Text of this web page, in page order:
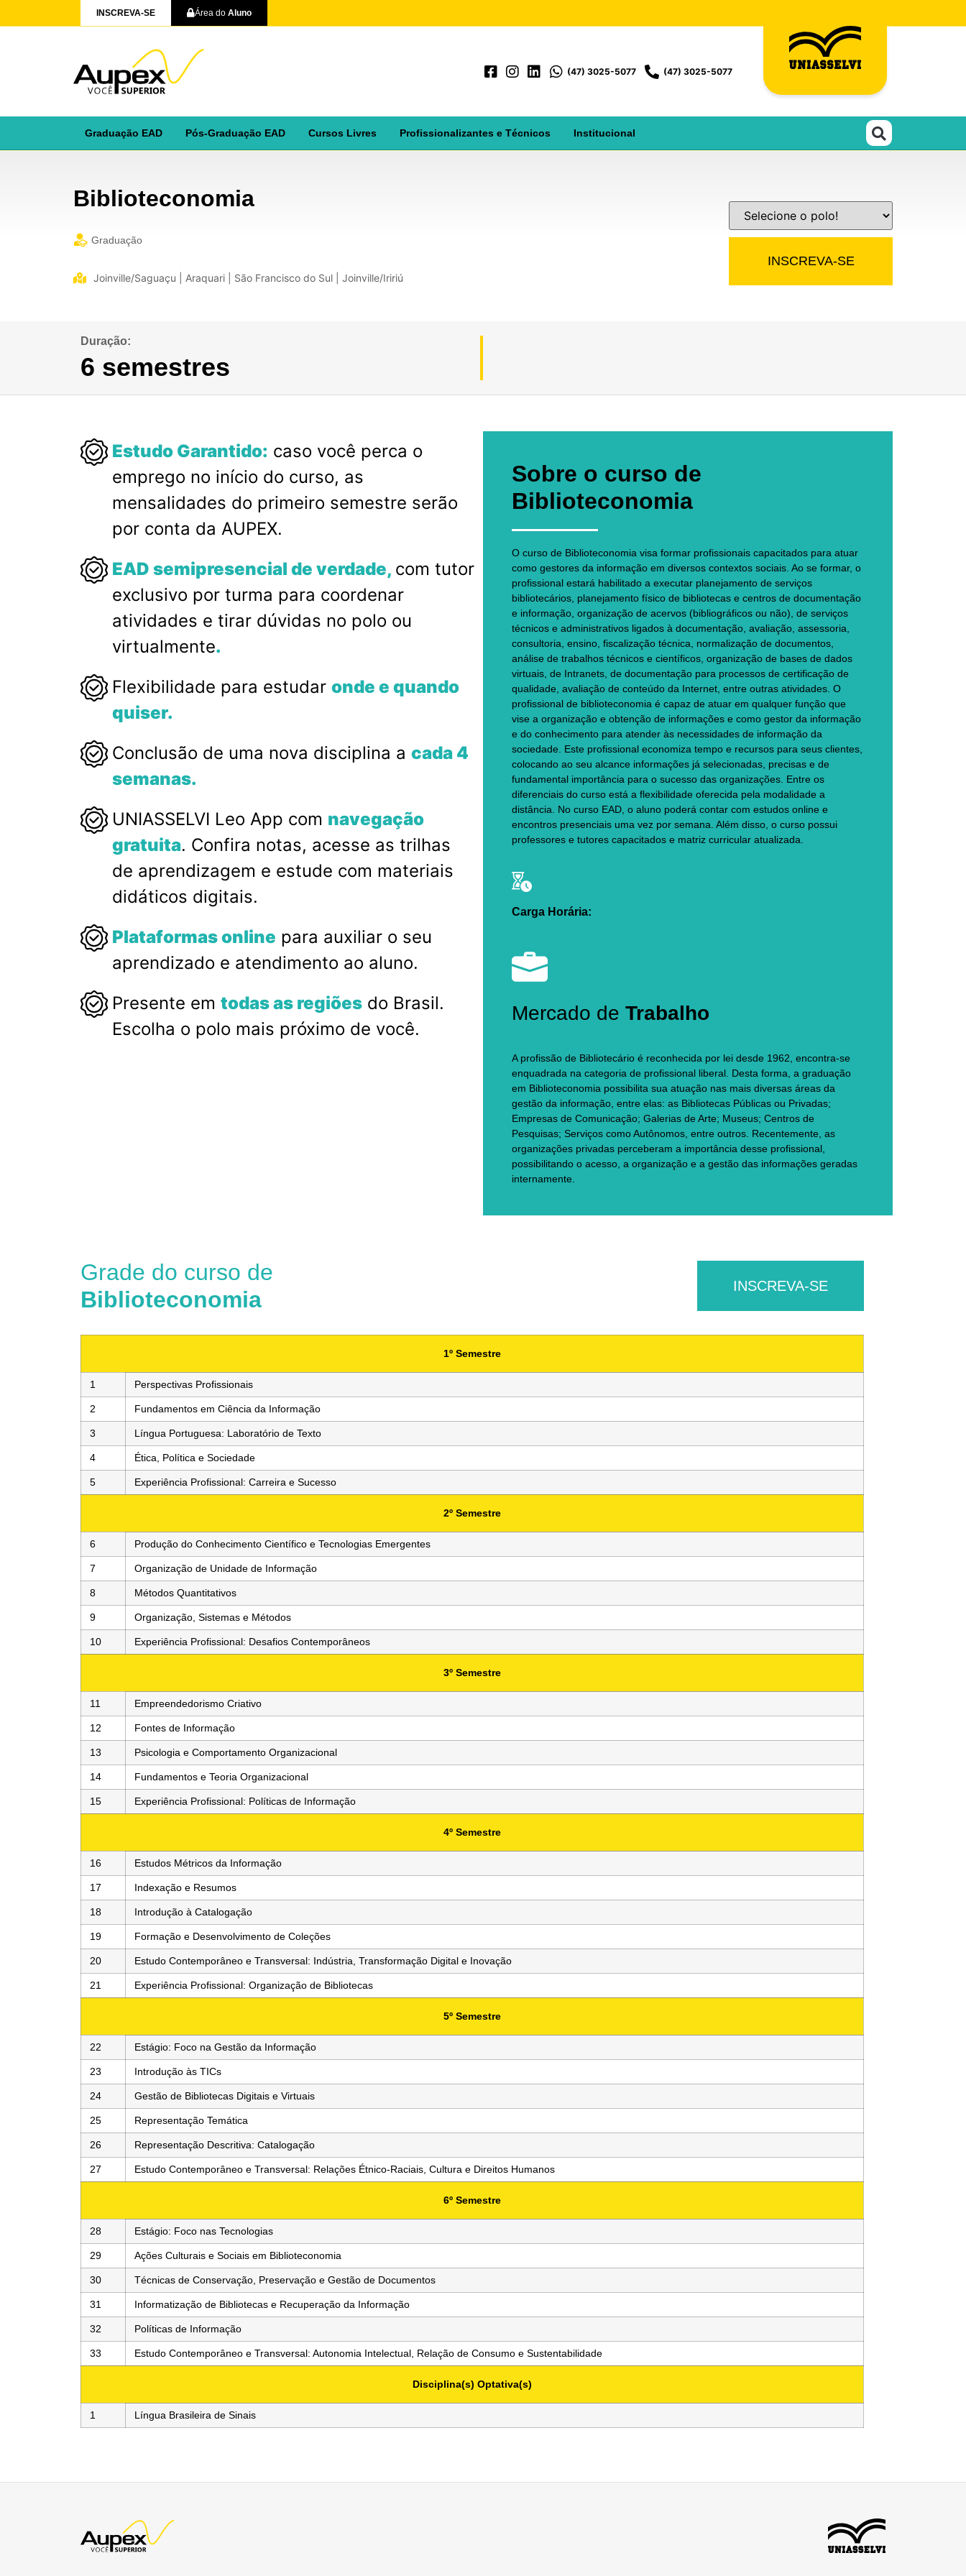
INSCREVA-SE Área do Aluno
(47) 3025-5077 (47) 3025-5077
Graduação EAD Pós-Graduação EAD Cursos Livres Profissionalizantes e Técnicos Institucional
Biblioteconomia
Graduação
Joinville/Saguaçu | Araquari | São Francisco do Sul | Joinville/Iririú
INSCREVA-SE
Duração:
6 semestres
Estudo Garantido: caso você perca o
emprego no início do curso, as
mensalidades do primeiro semestre serão
por conta da AUPEX.
EAD semipresencial de verdade, com tutor
exclusivo por turma para coordenar
atividades e tirar dúvidas no polo ou
virtualmente.
Flexibilidade para estudar onde e quando
quiser.
Conclusão de uma nova disciplina a cada 4
semanas.
UNIASSELVI Leo App com navegação
gratuita. Confira notas, acesse as trilhas
de aprendizagem e estude com materiais
didáticos digitais.
Plataformas online para auxiliar o seu
aprendizado e atendimento ao aluno.
Presente em todas as regiões do Brasil.
Escolha o polo mais próximo de você.
Sobre o curso de
Biblioteconomia
O curso de Biblioteconomia visa formar profissionais capacitados para atuar
como gestores da informação em diversos contextos sociais. Ao se formar, o
profissional estará habilitado a executar planejamento de serviços
bibliotecários, planejamento físico de bibliotecas e centros de documentação
e informação, organização de acervos (bibliográficos ou não), de serviços
técnicos e administrativos ligados à documentação, avaliação, assessoria,
consultoria, ensino, fiscalização técnica, normalização de documentos,
análise de trabalhos técnicos e científicos, organização de bases de dados
virtuais, de Intranets, de documentação para processos de certificação de
qualidade, avaliação de conteúdo da Internet, entre outras atividades. O
profissional de biblioteconomia é capaz de atuar em qualquer função que
vise a organização e obtenção de informações e como gestor da informação
e do conhecimento para atender às necessidades de informação da
sociedade. Este profissional economiza tempo e recursos para seus clientes,
colocando ao seu alcance informações já selecionadas, precisas e de
fundamental importância para o sucesso das organizações. Entre os
diferenciais do curso está a flexibilidade oferecida pela modalidade a
distância. No curso EAD, o aluno poderá contar com estudos online e
encontros presenciais uma vez por semana. Além disso, o curso possui
professores e tutores capacitados e matriz curricular atualizada.
Carga Horária:
Mercado de Trabalho
A profissão de Bibliotecário é reconhecida por lei desde 1962, encontra-se
enquadrada na categoria de profissional liberal. Desta forma, a graduação
em Biblioteconomia possibilita sua atuação nas mais diversas áreas da
gestão da informação, entre elas: as Bibliotecas Públicas ou Privadas;
Empresas de Comunicação; Galerias de Arte; Museus; Centros de
Pesquisas; Serviços como Autônomos, entre outros. Recentemente, as
organizações privadas perceberam a importância desse profissional,
possibilitando o acesso, a organização e a gestão das informações geradas
internamente.
Grade do curso de
Biblioteconomia
INSCREVA-SE
1º Semestre
1 Perspectivas Profissionais
2 Fundamentos em Ciência da Informação
3 Língua Portuguesa: Laboratório de Texto
4 Ética, Política e Sociedade
5 Experiência Profissional: Carreira e Sucesso
2º Semestre
6 Produção do Conhecimento Científico e Tecnologias Emergentes
7 Organização de Unidade de Informação
8 Métodos Quantitativos
9 Organização, Sistemas e Métodos
10 Experiência Profissional: Desafios Contemporâneos
3º Semestre
11 Empreendedorismo Criativo
12 Fontes de Informação
13 Psicologia e Comportamento Organizacional
14 Fundamentos e Teoria Organizacional
15 Experiência Profissional: Políticas de Informação
4º Semestre
16 Estudos Métricos da Informação
17 Indexação e Resumos
18 Introdução à Catalogação
19 Formação e Desenvolvimento de Coleções
20 Estudo Contemporâneo e Transversal: Indústria, Transformação Digital e Inovação
21 Experiência Profissional: Organização de Bibliotecas
5º Semestre
22 Estágio: Foco na Gestão da Informação
23 Introdução às TICs
24 Gestão de Bibliotecas Digitais e Virtuais
25 Representação Temática
26 Representação Descritiva: Catalogação
27 Estudo Contemporâneo e Transversal: Relações Étnico-Raciais, Cultura e Direitos Humanos
6º Semestre
28 Estágio: Foco nas Tecnologias
29 Ações Culturais e Sociais em Biblioteconomia
30 Técnicas de Conservação, Preservação e Gestão de Documentos
31 Informatização de Bibliotecas e Recuperação da Informação
32 Políticas de Informação
33 Estudo Contemporâneo e Transversal: Autonomia Intelectual, Relação de Consumo e Sustentabilidade
Disciplina(s) Optativa(s)
1 Língua Brasileira de Sinais